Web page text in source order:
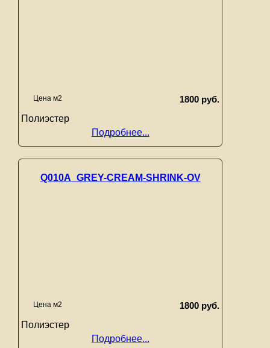
Цена м2
1800 руб.
Полиэстер
Подробнее...
Q010A_GREY-CREAM-SHRINK-OV
Цена м2
1800 руб.
Полиэстер
Подробнее...